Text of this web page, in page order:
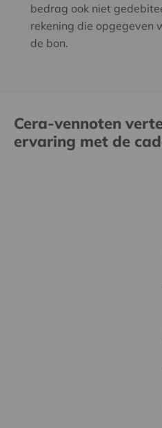
bedrag ook niet
rekening die opgegeven
de bon.
Cera-vennoten
ervaring met de